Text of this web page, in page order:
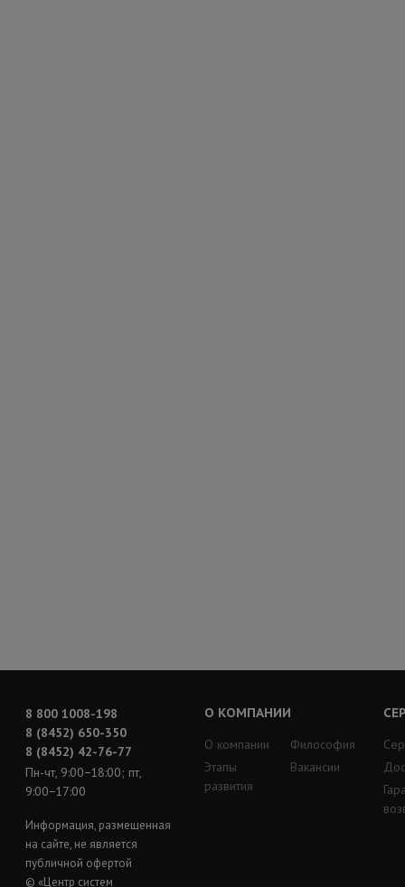
8 800 1008-198
8 (8452) 650-350
8 (8452) 42-76-77
Пн-чт, 9:00−18:00; пт,
9:00−17:00
Информация, размещенная
на сайте, не является
публичной офертой
© «Центр систем
О КОМПАНИИ
О компании
Этапы
развития
Философия
Вакансии